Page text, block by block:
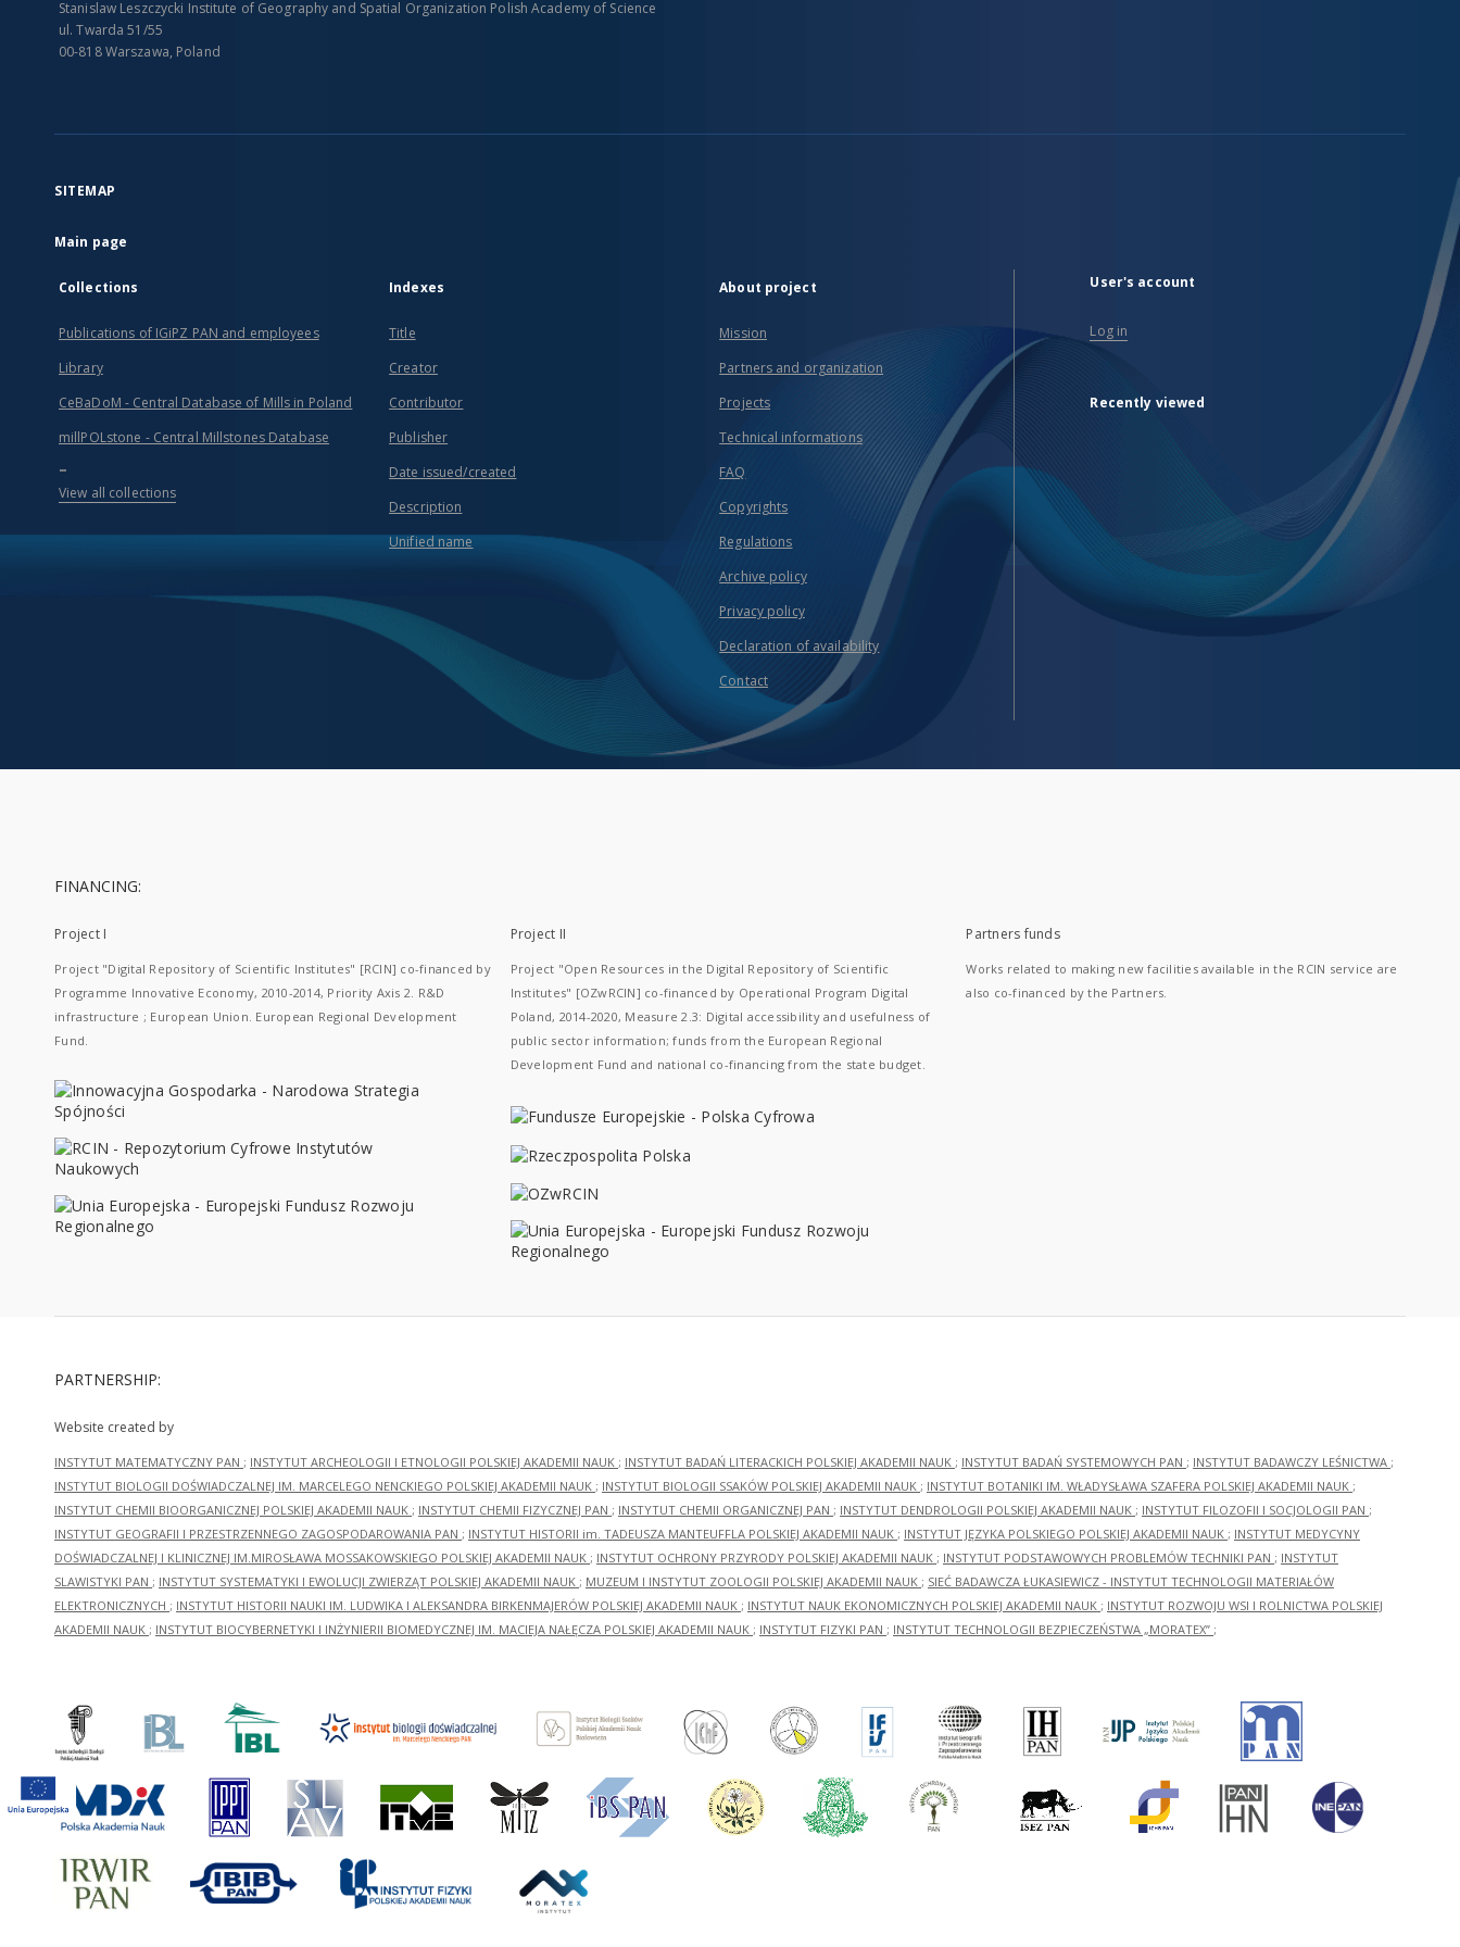
Stanislaw Leszczycki Institute of Geography and Spatial Organization Polish Academy of Science
ul. Twarda 51/55
00-818 Warszawa, Poland
SITEMAP
Main page
Collections
Publications of IGiPZ PAN and employees
Library
CeBaDoM - Central Database of Mills in Poland
millPOLstone - Central Millstones Database
...
View all collections
Indexes
Title
Creator
Contributor
Publisher
Date issued/created
Description
Unified name
About project
Mission
Partners and organization
Projects
Technical informations
FAQ
Copyrights
Regulations
Archive policy
Privacy policy
Declaration of availability
Contact
User's account
Log in
Recently viewed
FINANCING:
Project I
Project "Digital Repository of Scientific Institutes" [RCIN] co-financed by
Programme Innovative Economy, 2010-2014, Priority Axis 2. R&D
infrastructure ; European Union. European Regional Development
Fund.
Project II
Project "Open Resources in the Digital Repository of Scientific
Institutes" [OZwRCIN] co-financed by Operational Program Digital
Poland, 2014-2020, Measure 2.3: Digital accessibility and usefulness of
public sector information; funds from the European Regional
Development Fund and national co-financing from the state budget.
Partners funds
Works related to making new facilities available in the RCIN service are
also co-financed by the Partners.
PARTNERSHIP:
Website created by
INSTYTUT MATEMATYCZNY PAN ; INSTYTUT ARCHEOLOGII I ETNOLOGII POLSKIEJ AKADEMII NAUK ; INSTYTUT BADAŃ LITERACKICH POLSKIEJ AKADEMII NAUK ; INSTYTUT BADAŃ SYSTEMOWYCH PAN ; INSTYTUT BADAWCZY LEŚNICTWA ;
INSTYTUT BIOLOGII DOŚWIADCZALNEJ IM. MARCELEGO NENCKIEGO POLSKIEJ AKADEMII NAUK ; INSTYTUT BIOLOGII SSAKÓW POLSKIEJ AKADEMII NAUK ; INSTYTUT BOTANIKI IM. WŁADYSŁAWA SZAFERA POLSKIEJ AKADEMII NAUK ;
INSTYTUT CHEMII BIOORGANICZNEJ POLSKIEJ AKADEMII NAUK ; INSTYTUT CHEMII FIZYCZNEJ PAN ; INSTYTUT CHEMII ORGANICZNEJ PAN ; INSTYTUT DENDROLOGII POLSKIEJ AKADEMII NAUK ; INSTYTUT FILOZOFII I SOCJOLOGII PAN ;
INSTYTUT GEOGRAFII I PRZESTRZENNEGO ZAGOSPODAROWANIA PAN ; INSTYTUT HISTORII im. TADEUSZA MANTEUFFLA POLSKIEJ AKADEMII NAUK ; INSTYTUT JĘZYKA POLSKIEGO POLSKIEJ AKADEMII NAUK ; INSTYTUT MEDYCYNY
DOŚWIADCZALNEJ I KLINICZNEJ IM.MIROSŁAWA MOSSAKOWSKIEGO POLSKIEJ AKADEMII NAUK ; INSTYTUT OCHRONY PRZYRODY POLSKIEJ AKADEMII NAUK ; INSTYTUT PODSTAWOWYCH PROBLEMÓW TECHNIKI PAN ; INSTYTUT
SLAWISTYKI PAN ; INSTYTUT SYSTEMATYKI I EWOLUCJI ZWIERZĄT POLSKIEJ AKADEMII NAUK ; MUZEUM I INSTYTUT ZOOLOGII POLSKIEJ AKADEMII NAUK ; SIEĆ BADAWCZA ŁUKASIEWICZ - INSTYTUT TECHNOLOGII MATERIAŁÓW
ELEKTRONICZNYCH ; INSTYTUT HISTORII NAUKI IM. LUDWIKA I ALEKSANDRA BIRKENMAJERÓW POLSKIEJ AKADEMII NAUK ; INSTYTUT NAUK EKONOMICZNYCH POLSKIEJ AKADEMII NAUK ; INSTYTUT ROZWOJU WSI I ROLNICTWA POLSKIEJ
AKADEMII NAUK ; INSTYTUT BIOCYBERNETYKI I INŻYNIERII BIOMEDYCZNEJ IM. MACIEJA NAŁĘCZA POLSKIEJ AKADEMII NAUK ; INSTYTUT FIZYKI PAN ; INSTYTUT TECHNOLOGII BEZPIECZEŃSTWA „MORATEX” ;